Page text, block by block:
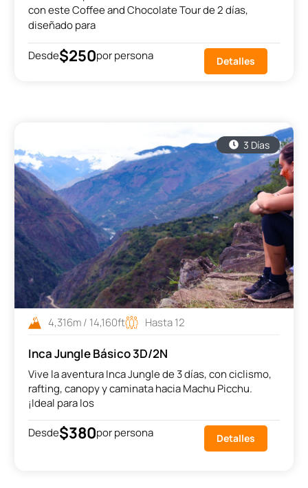
con este Coffee and Chocolate Tour de 2 días,
diseñado para
Desde$250por persona Detalles
3 Días
4,316m / 14,160ft Hasta 12
Inca Jungle Básico 3D/2N
Vive la aventura Inca Jungle de 3 días, con ciclismo,
rafting, canopy y caminata hacia Machu Picchu.
¡Ideal para los
Desde$380por persona Detalles